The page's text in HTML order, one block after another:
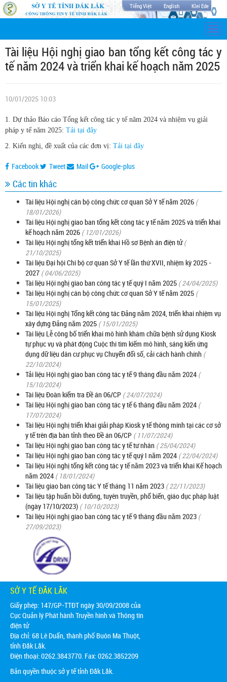
Tiếng Việt English Klei Ede
Tài liệu Hội nghị giao ban tổng kết công tác y
tế năm 2024 và triển khai kế hoạch năm 2025
10/01/2025 10:03
1. Dự thảo Báo cáo Tổng kết công tác y tế năm 2024 và nhiệm vụ giải
pháp y tế năm 2025: Tải tại đây
2. Kiến nghị, đề xuất của các đơn vị: Tải tại đây
Facebook Tweet Mail Google-plus
Các tin khác
Tài liệu Hội nghị cán bộ công chức cơ quan Sở Y tế năm 2026 (
18/01/2026)
Tài liệu Hội nghị giao ban tổng kết công tác y tế năm 2025 và triển khai
kế hoạch năm 2026 ( 12/01/2026)
Tài liệu Hội nghị tổng kết triển khai Hồ sơ Bệnh án điện tử (
21/10/2025)
Tài liệu Đại hội Chi bộ cơ quan Sở Y tế lần thứ XVII, nhiệm kỳ 2025 -
2027 ( 04/06/2025)
Tài liệu Hội nghị giao ban công tác y tế quý I năm 2025 ( 24/04/2025)
Tài liệu Hội nghị cán bộ công chức cơ quan Sở Y tế năm 2025 (
15/01/2025)
Tài liệu Hội nghị Tổng kết công tác Đảng năm 2024, triển khai nhiệm vụ
xây dựng Đảng năm 2025 ( 15/01/2025)
Tài liệu Lễ công bố triển khai mô hình khám chữa bệnh sử dụng Kiosk
tự phục vụ và phát động Cuộc thi tìm kiếm mô hình, sáng kiến ứng
dụng dữ liệu dân cư phục vụ Chuyển đổi số, cải cách hành chính (
22/10/2024)
Tải liệu Hội nghị giao ban công tác y tế 9 tháng đầu năm 2024 (
15/10/2024)
Tài liệu Đoàn kiểm tra Đề án 06/CP ( 24/07/2024)
Tài liệu Hội nghị giao ban công tác y tế 6 tháng đầu năm 2024 (
17/07/2024)
Tài liệu Hội nghị triển khai giải pháp Kiosk y tế thông minh tại các cơ sở
y tế trên địa bàn tỉnh theo Đề án 06/CP ( 11/07/2024)
Tài liệu Hội nghị giao ban công tác y tế tư nhân ( 25/04/2024)
Tài liệu Hội nghị giao ban công tác y tế quý I năm 2024 ( 22/04/2024)
Tài liệu Hội nghị tổng kết công tác y tế năm 2023 và triển khai Kế hoạch
năm 2024 ( 18/01/2024)
Tài liệu giao ban công tác Y tế tháng 11 năm 2023 ( 22/11/2023)
Tài liệu tập huấn bồi dưỡng, tuyên truyền, phổ biến, giáo dục pháp luật
(ngày 17/10/2023) ( 10/10/2023)
Tài liệu Hội nghị giao ban công tác y tế 9 tháng đầu năm 2023 (
27/09/2023)
SỞ Y TẾ ĐẮK LẮK
Giấy phép: 147/GP-TTĐT ngày 30/09/2008 của
Cục Quản lý Phát hành Truyền hình và Thông tin
điện tử
Địa chỉ:68 Lê Duẩn, thành phố Buôn Ma Thuột,
tỉnh Đắk Lắk.
Điện thoại: 0262.3843770. Fax: 0262.3852209
Bản quyền thuộc sở y tế tỉnh Đắk Lắk.